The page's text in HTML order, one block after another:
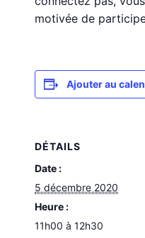
motivée de
Ajouter au
DÉTAILS
Date :
5 décembre 2020
Heure :
11h00 à 12h30